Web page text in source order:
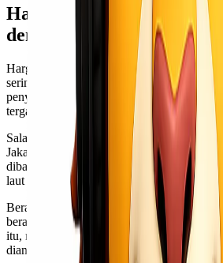
Harga dan Biaya
dengan Ekspedisi Cargo
Harga dan biaya pengiriman barang dengan
seringkali menjadi pertimbangan utama
penyedia jasa memiliki kebijakan harga
tergantung pada berbagai faktor.
Salah satu faktor penentu adalah jarak
Jakarta ke Sofifi tentunya akan memerlukan
dibandingkan dengan pengiriman dalam
laut atau udara juga berpengaruh besar
Berat dan dimensi barang tak kalah
berat atau besar biasanya dikenakan tarif
itu, menimbang dan mengukur barang
dianjurkan sebelum melakukan pengiriman.